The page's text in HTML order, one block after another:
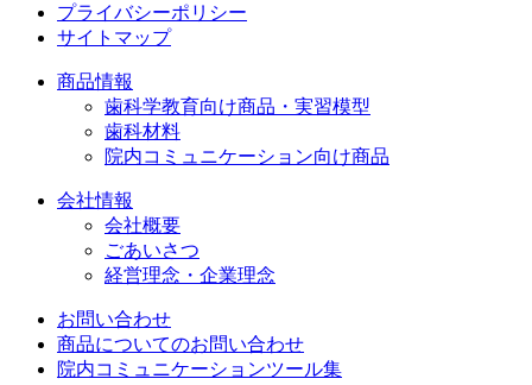
プライバシーポリシー
サイトマップ
商品情報
歯科学教育向け商品・実習模型
歯科材料
院内コミュニケーション向け商品
会社情報
会社概要
ごあいさつ
経営理念・企業理念
お問い合わせ
商品についてのお問い合わせ
院内コミュニケーションツール集